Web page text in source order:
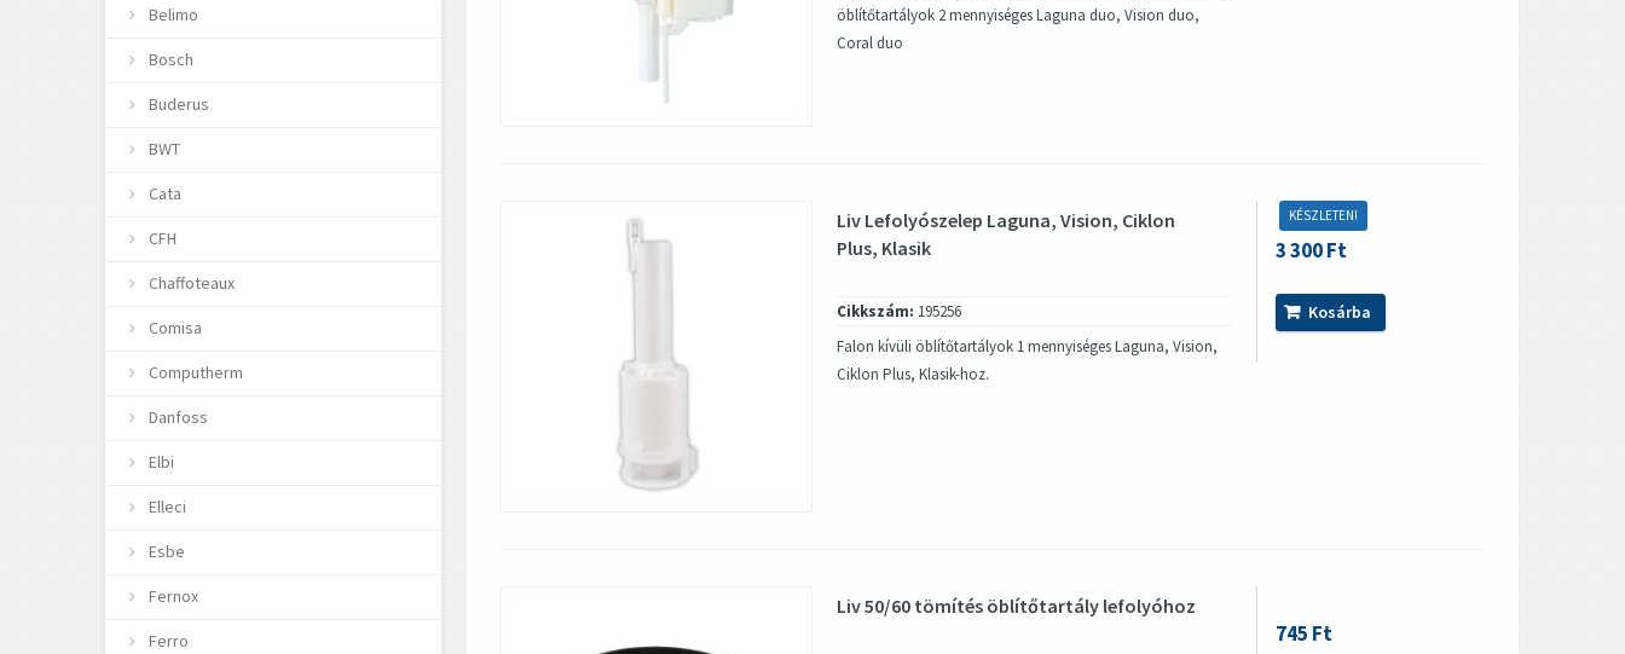
Belimo
Bosch
Buderus
BWT
Cata
CFH
Chaffoteaux
Comisa
Computherm
Danfoss
Elbi
Elleci
Esbe
Fernox
Ferro
öblítőtartályok 2 mennyiséges Laguna duo, Vision duo,
Coral duo
Liv Lefolyószelep Laguna, Vision, Ciklon
Plus, Klasik
Cikkszám: 195256
Falon kívüli öblítőtartályok 1 mennyiséges Laguna, Vision,
Ciklon Plus, Klasik-hoz.
KÉSZLETEN!
3 300 Ft
Kosárba
Liv 50/60 tömítés öblítőtartály lefolyóhoz
745 Ft